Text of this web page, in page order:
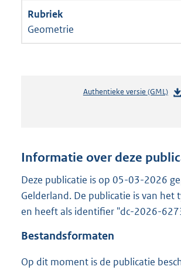
Geometrie
Authentieke versie (GML)b
n
s
r
o
e
Informatie over deze
Deze publicatie is op 05-03-2026
Gelderland. De publicatie is van het
en heeft als identifier "dc-2026-
Bestandsformaten
Op dit moment is de publicatie